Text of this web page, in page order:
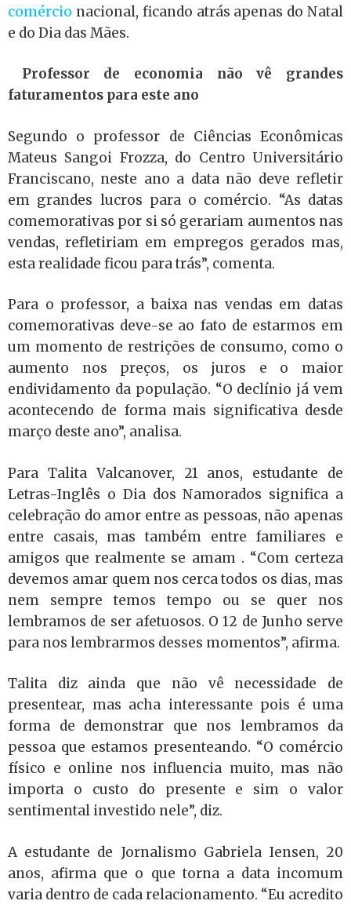
comércio nacional, ficando atrás apenas do Natal
e do Dia das Mães.
Professor de economia não vê grandes
faturamentos para este ano
Segundo o professor de Ciências Econômicas
Mateus Sangoi Frozza, do Centro Universitário
Franciscano, neste ano a data não deve refletir
em grandes lucros para o comércio. “As datas
comemorativas por si só gerariam aumentos nas
vendas, refletiriam em empregos gerados mas,
esta realidade ficou para trás”, comenta.
Para o professor, a baixa nas vendas em datas
comemorativas deve-se ao fato de estarmos em
um momento de restrições de consumo, como o
aumento nos preços, os juros e o maior
endividamento da população. “O declínio já vem
acontecendo de forma mais significativa desde
março deste ano”, analisa.
Para Talita Valcanover, 21 anos, estudante de
Letras-Inglês o Dia dos Namorados significa a
celebração do amor entre as pessoas, não apenas
entre casais, mas também entre familiares e
amigos que realmente se amam . “Com certeza
devemos amar quem nos cerca todos os dias, mas
nem sempre temos tempo ou se quer nos
lembramos de ser afetuosos. O 12 de Junho serve
para nos lembrarmos desses momentos”, afirma.
Talita diz ainda que não vê necessidade de
presentear, mas acha interessante pois é uma
forma de demonstrar que nos lembramos da
pessoa que estamos presenteando. “O comércio
físico e online nos influencia muito, mas não
importa o custo do presente e sim o valor
sentimental investido nele”, diz.
A estudante de Jornalismo Gabriela Iensen, 20
anos, afirma que o que torna a data incomum
varia dentro de cada relacionamento. “Eu acredito